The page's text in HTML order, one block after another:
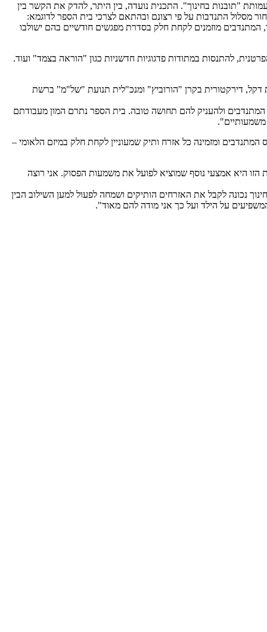
"תובנות בחינוך". התכנית נועדה, בין היתר, להדק את הקשר בין
מסלול התנדבות על פי רצונם ובהתאם לצרכי בית הספר לדוגמא:
המתנדבים מוזמנים לקחת חלק בסדרת מפגשים חודשיים בהם ישולבו
להתנסות במתודות פדגוגיות חדשניות כגון "הוראה בצמד" ועוד.
בהנחייתה של אורנית דקל, דירקטורית בקרן "הורוביץ" ומנכ"לית תנועת "של"מ" ברשת
המתנדבים ולהעניק להם תחושה טובה. בית הספר נתרם המון מעבודתם
משמעותיים".
ומזמינה כל אזרח ותיק שמעוניין לקחת חלק במיזם הלאומי –
הזו היא אמצעי נוסף שמוציא לפועל את משמעות הפסוק. אני רוצה
נכונה לקבל את האזרחים הותיקים ושמחה לפעול למען השילוב הבין
על הילד ועל כך אני מודה להם מאוד".